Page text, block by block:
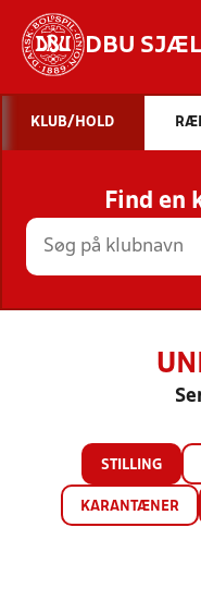
DBU
STILLINGER,
KLUB/HOLD
Find en
STILLING
KARANTÆNER